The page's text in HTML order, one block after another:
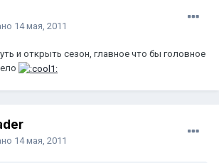
14 мая, 2011
и открыть сезон, главное что бы головное
14 мая, 2011